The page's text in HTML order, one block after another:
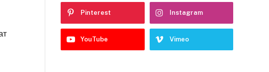
Pinterest Instagram
YouTube Vimeo